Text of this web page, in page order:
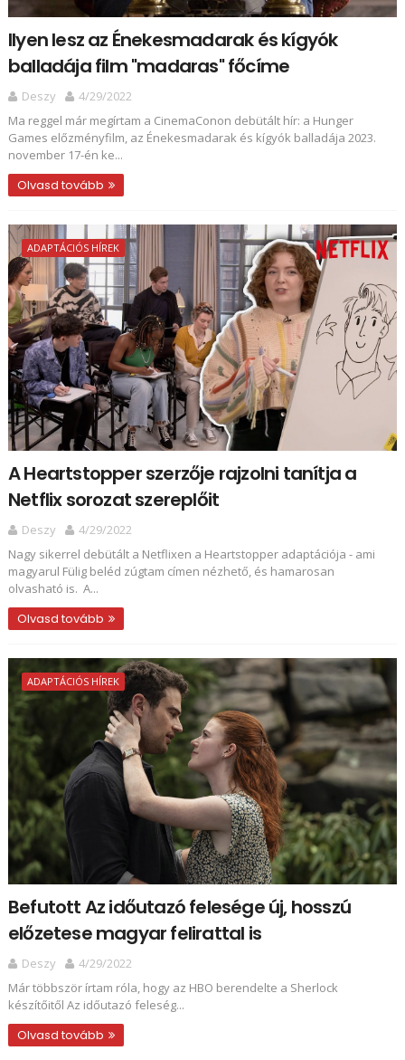
Ilyen lesz az Énekesmadarak és kígyók
balladája film "madaras" főcíme
Deszy
4/29/2022
Ma reggel már megírtam a CinemaConon debütált hír: a Hunger
Games előzményfilm, az Énekesmadarak és kígyók balladája 2023.
november 17-én ke...
Olvasd tovább
ADAPTÁCIÓS HÍREK
A Heartstopper szerzője rajzolni tanítja a
Netflix sorozat szereplőit
Deszy
4/29/2022
Nagy sikerrel debütált a Netflixen a Heartstopper adaptációja - ami
magyarul Fülig beléd zúgtam címen nézhető, és hamarosan
olvasható is. A...
Olvasd tovább
ADAPTÁCIÓS HÍREK
Befutott Az időutazó felesége új, hosszú
előzetese magyar felirattal is
Deszy
4/29/2022
Már többször írtam róla, hogy az HBO berendelte a Sherlock
készítőitől Az időutazó feleség...
Olvasd tovább